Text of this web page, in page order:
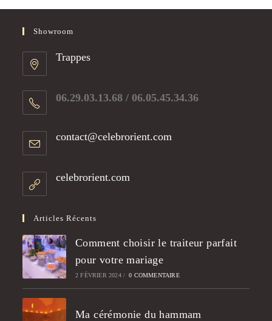
Showroom
Trappes
06.29.03.13.68 / 06.05.45.34.36​
contact@celebrorient.com
celebrorient.com
Articles Récents
Comment choisir le traiteur parfait
pour votre mariage
2 FÉVRIER 2024 / 0 COMMENTAIRE
Ma cérémonie du hammam